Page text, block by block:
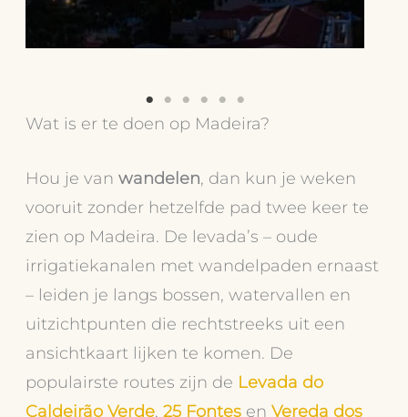
Wat is er te doen op Madeira?
Hou je vanwandelen, dan kun je weken
vooruit zonder hetzelfde pad twee keer te
zien op Madeira. De levada’s – oude
irrigatiekanalen met wandelpaden ernaast
– leiden je langs bossen, watervallen en
uitzichtpunten die rechtstreeks uit een
ansichtkaart lijken te komen. De
populairste routes zijn de Levada do
Caldeirão Verde,25 Fontes enVereda dos